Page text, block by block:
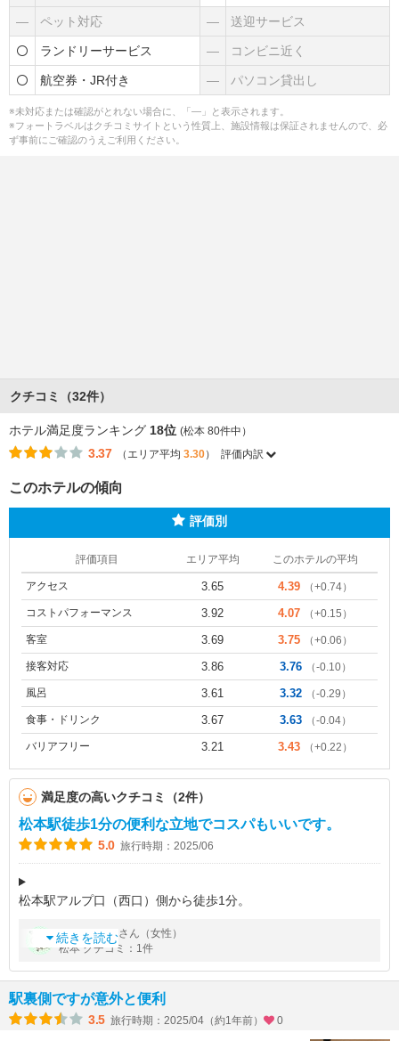
― ペット対応 ― 送迎サービス
ランドリーサービス ― コンビニ近く
航空券・JR付き ― パソコン貸出し
※未対応または確認がとれない場合に、「―」と表示されます。
※フォートラベルはクチコミサイトという性質上、施設情報は保証されませんので、必
ず事前にご確認のうえご利用ください。
クチコミ（32件）
ホテル満足度ランキング 18位 (松本 80件中）
3.37 （エリア平均 3.30） 評価内訳
このホテルの傾向
評価別
評価項目 エリア平均 このホテルの平均
アクセス 3.65 4.39 （+0.74）
コストパフォーマンス 3.92 4.07 （+0.15）
客室 3.69 3.75 （+0.06）
接客対応 3.86 3.76 （-0.10）
風呂 3.61 3.32 （-0.29）
食事・ドリンク 3.67 3.63 （-0.04）
バリアフリー 3.21 3.43 （+0.22）
満足度の高いクチコミ（2件）
松本駅徒歩1分の便利な立地でコスパもいいです。
5.0 旅行時期：2025/06
松本駅アルプ口（西口）側から徒歩1分。
ホテルのそばにコンビニがないので、電車で来る場合はミドリで
必要なもの購入してからチェックインがオススメです。
部屋は清潔で快適でした。ツインの部屋に
続きを読む
byぱぱいあ さん（女性）
松本 クチコミ：1件
駅裏側ですが意外と便利
3.5 旅行時期：2025/04（約1年前） 0